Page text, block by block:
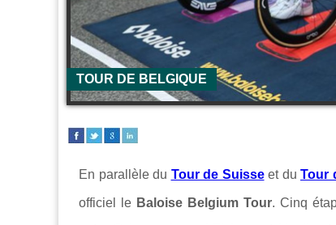
TOUR DE BELGIQUE
En parallèle du Tour de Suisseet du Tour
officiel le Baloise Belgium Tour. Cinq